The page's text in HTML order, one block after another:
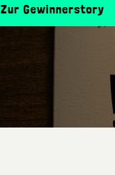
Zur Gewinnerstory